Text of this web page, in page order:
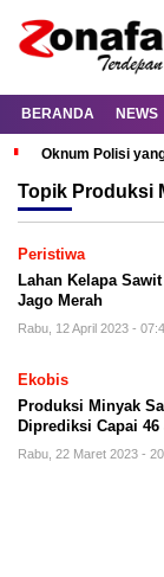
BERANDA NEWS
Oknum Polisi
Topik Produksi
Peristiwa
Lahan Kelapa
Jago Merah
Rabu, 12 April 2023 -
Ekobis
Produksi Minyak
Diprediksi Capai 46
Rabu, 22 Maret 2023 -